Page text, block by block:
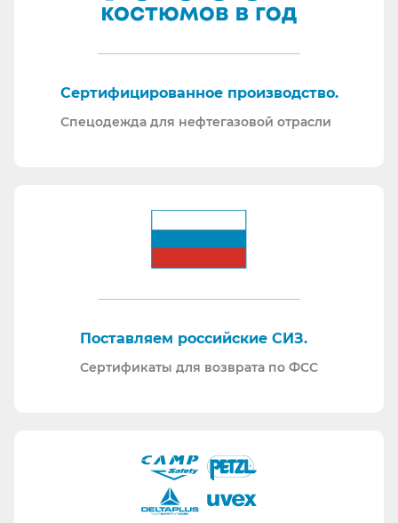
Сертифицированное производство.
Спецодежда для нефтегазовой отрасли
Поставляем российские СИЗ.
Сертификаты для возврата по ФСС